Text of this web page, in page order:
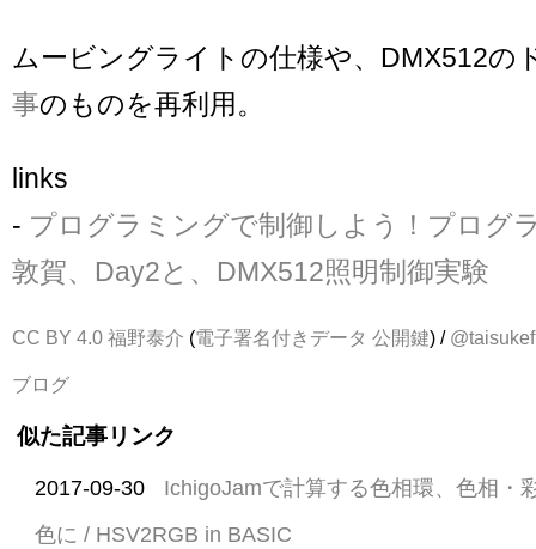
ムービングライトの仕様や、DMX512の
事のものを再利用。
links
- プログラミングで制御しよう！プログ
敦賀、Day2と、DMX512照明制御実験
CC BY 4.0 福野泰介 (電子署名付きデータ 公開鍵) / @taisukef
ブログ
似た記事リンク
2017-09-30
IchigoJamで計算する色相環、色相・
色に / HSV2RGB in BASIC